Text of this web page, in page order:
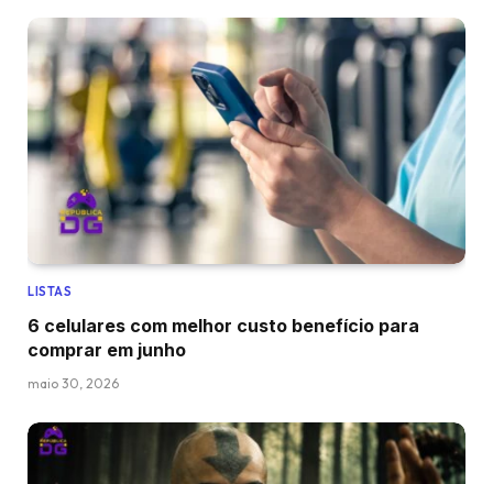
LISTAS
6 celulares com melhor custo benefício para
comprar em junho
maio 30, 2026